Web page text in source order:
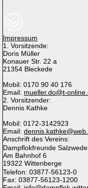
Impressum
1. Vorsitzende:
Doris Müller
Konauer Str. 22 a
21354 Bleckede
Mobil: 0170 90 40 176
Email: mueller.do@t-
2. Vorsitzender:
Dennis Kathke
Mobil: 0172-3142923
Email:
Anschrift des Vereins:
Dampflokfreunde
Am Bahnhof 6
19322 Wittenberge
Telefon: 03877-56123-0
Fax: 03877-56123-1200